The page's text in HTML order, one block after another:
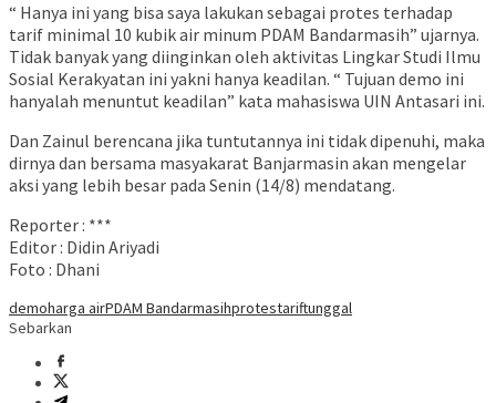
“ Hanya ini yang bisa saya lakukan sebagai protes terhadap
tarif minimal 10 kubik air minum PDAM Bandarmasih” ujarnya.
Tidak banyak yang diinginkan oleh aktivitas Lingkar Studi Ilmu
Sosial Kerakyatan ini yakni hanya keadilan. “ Tujuan demo ini
hanyalah menuntut keadilan” kata mahasiswa UIN Antasari ini.
Dan Zainul berencana jika tuntutannya ini tidak dipenuhi, maka
dirnya dan bersama masyakarat Banjarmasin akan mengelar
aksi yang lebih besar pada Senin (14/8) mendatang.
Reporter : ***
Editor : Didin Ariyadi
Foto : Dhani
demoharga airPDAM Bandarmasihprotestariftunggal
Sebarkan